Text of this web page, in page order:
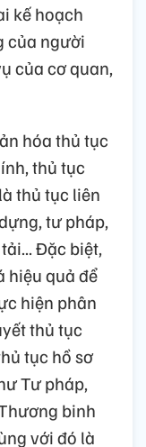
kế hoạch
của người
của cơ quan,
hóa thủ tục
thủ tục
thủ tục liên
tư pháp,
Đặc biệt,
hiệu quả để
hiện phân
thủ tục
tục hồ sơ
Tư pháp,
binh
với đó là